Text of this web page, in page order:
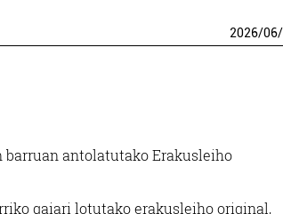
2026/06/
barruan antolatutako Erakusleiho
gaiari lotutako erakusleiho original,